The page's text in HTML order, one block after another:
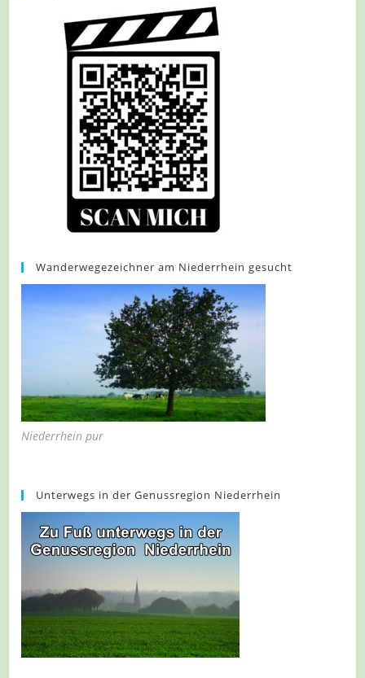
Auf
Dem
Leuther
Mühlen-
Pfad
Wanderwegezeichner am Niederrhein gesucht
Niederrhein pur
Unterwegs in der Genussregion Niederrhein